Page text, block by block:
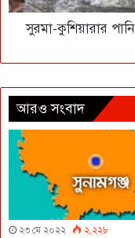
সুরমা-কুশিয়ারার
আরও সংবাদ
২৩ মে ২০২২ ২,২২৮